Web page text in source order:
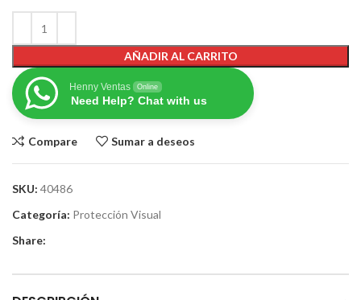
AÑADIR AL CARRITO
Henny Ventas Online
Need Help? Chat with us
Compare Sumar a deseos
SKU: 40486
Categoría: Protección Visual
Share: